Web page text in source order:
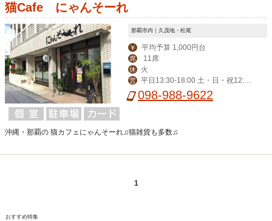
猫Cafe にゃんそーれ
那覇市内｜久茂地・松尾
￥ 平均予算 1,000円台
席 11席
休 火
営
平日13:30-18:00 土・日・祝12:30
-18:30098-988-9622
沖縄・那覇の 猫カフェにゃんそーれ♫猫雑貨も多数♫
1
おすすめ特集